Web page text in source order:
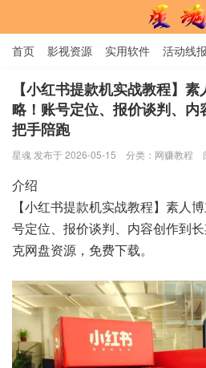
首页 影视资源 实用软件 活动线报
用户中心 书籍 娱乐
【小红书提款机实战教程】
略！账号定位、报价谈判、
把手陪跑
星魂 发布于 2026-05-15 分类： 网赚教程
介绍
【小红书提款机实战教程】素人
号定位、报价谈判、内容创作到
克网盘资源，免费下载。